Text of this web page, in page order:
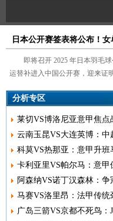
日本公开赛签表将公布！
即将召开 2025 年日本羽毛
运替补进入中国公开赛，迎来证
分析专区
莱切VS博洛尼亚意甲焦
云南玉昆VS大连英博：
科莫VS热那亚：意甲升
卡利亚里VS帕尔马：意
阿森纳VS诺丁汉森林：
马赛VS洛里昂：法甲传
广岛三箭VS京都不死鸟：